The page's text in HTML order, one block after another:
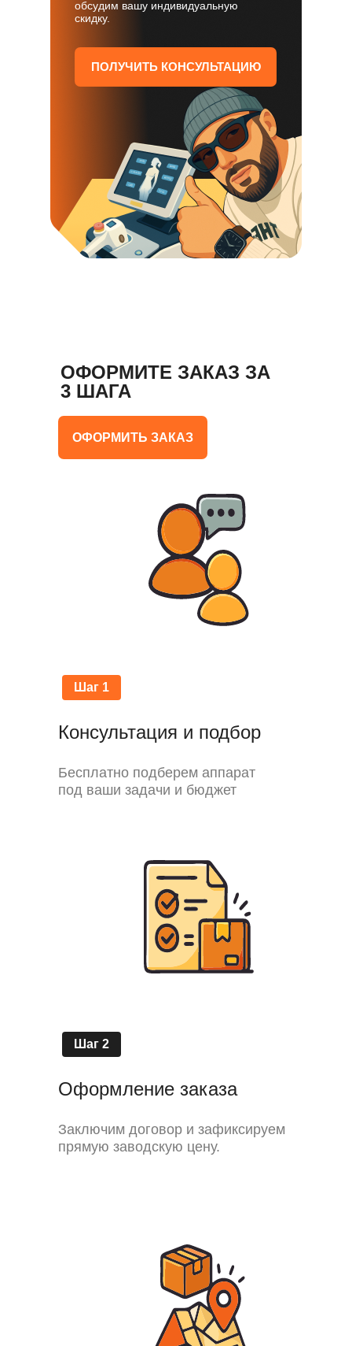
обсудим вашу индивидуальную
скидку.
ПОЛУЧИТЬ КОНСУЛЬТАЦИЮ
ОФОРМИТЕ ЗАКАЗ ЗА
3 ШАГА
Шаг 2
Заключим договор и зафиксируем
прямую заводскую цену.
Оформление заказа
Шаг 1
Бесплатно подберем аппарат
под ваши задачи и бюджет
Консультация и подбор
ОФОРМИТЬ ЗАКАЗ